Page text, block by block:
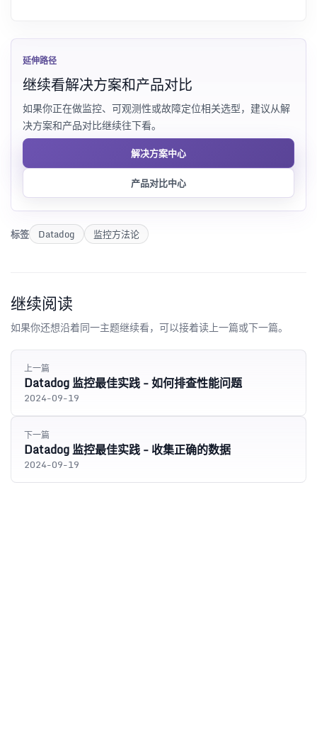
延伸路径
继续看解决方案和产品对比
如果你正在做监控、可观测性或故障定位相关选型，建议从解
决方案和产品对比继续往下看。
解决方案中心
产品对比中心
标签 Datadog 监控方法论
继续阅读
如果你还想沿着同一主题继续看，可以接着读上一篇或下一篇。
上一篇
Datadog 监控最佳实践 - 如何排查性能问题
2024-09-19
下一篇
Datadog 监控最佳实践 - 收集正确的数据
2024-09-19